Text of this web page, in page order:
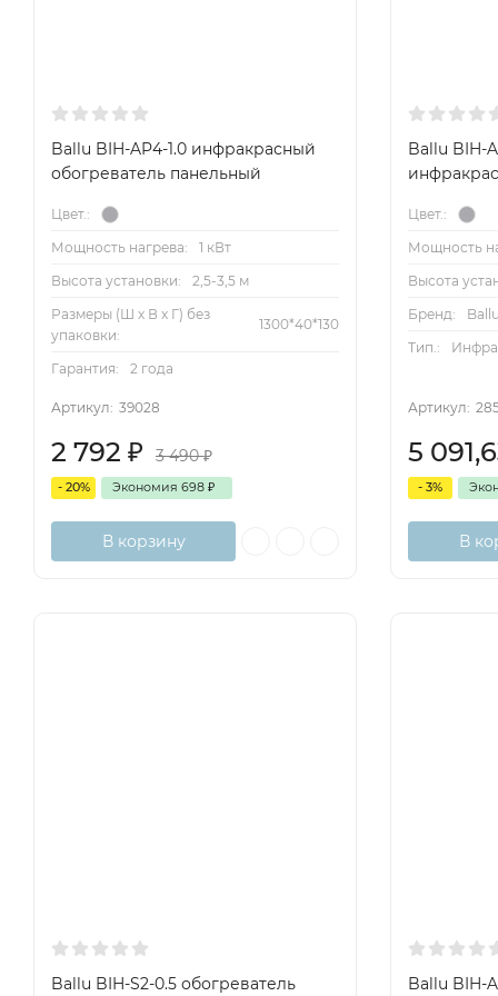
Ballu BIH-AP4-1.0 инфракрасный
обогреватель панельный
Цвет.:
Мощность нагрева:
1 кВт
Высота установки:
2,5-3,5 м
Размеры (Ш х В х Г) без
упаковки:
1300*40*130
Гарантия: 2 года
Артикул: 39028
2 792 ₽ 3 490₽
- 20% Экономия 698 ₽
В корзину
Ballu BIH-
Цвет.:
Мощность
Высота
Бренд:
Ballu
Тип.:
Артикул:
5
- 3%
В
Ballu BIH-S2-0.5 обогреватель Ballu BIH-